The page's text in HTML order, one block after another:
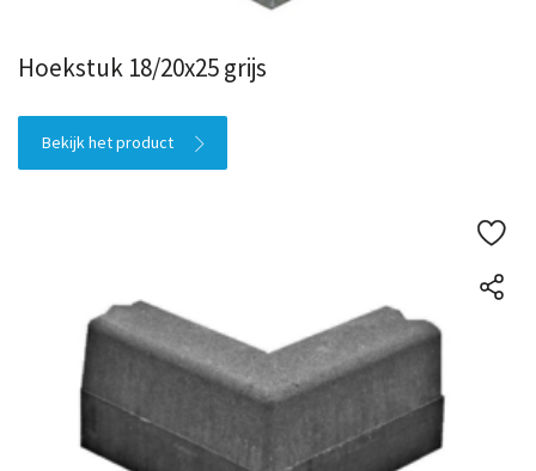
Hoekstuk 18/20x25 grijs
Bekijk het product